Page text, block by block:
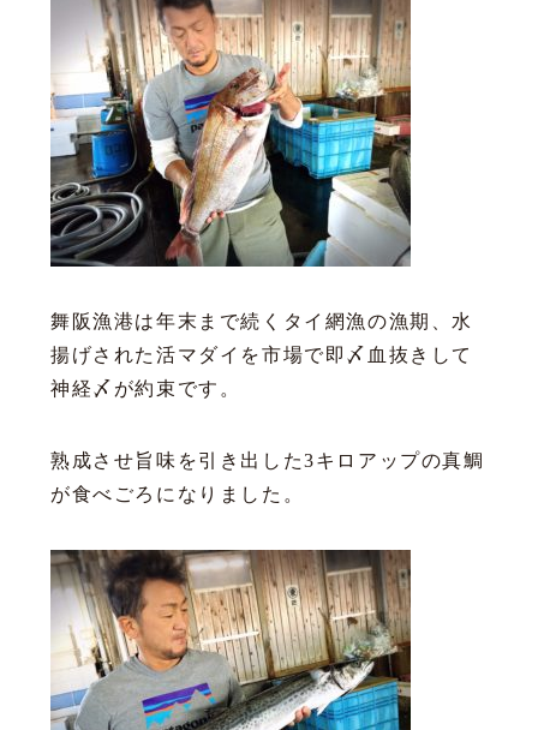
舞阪漁港は年末まで続くタイ網漁の漁期、水
揚げされた活マダイを市場で即〆血抜きして
神経〆が約束です。
熟成させ旨味を引き出した3キロアップの真鯛
が食べごろになりました。